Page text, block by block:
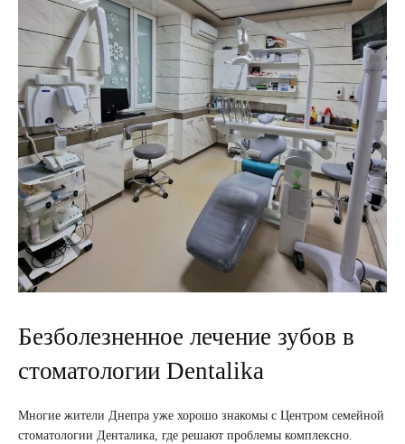
Безболезненное лечение зубов в
стоматологии Dentalika
Многие жители Днепра уже хорошо знакомы с Центром семейной
стоматологии Денталика, где решают проблемы комплексно.